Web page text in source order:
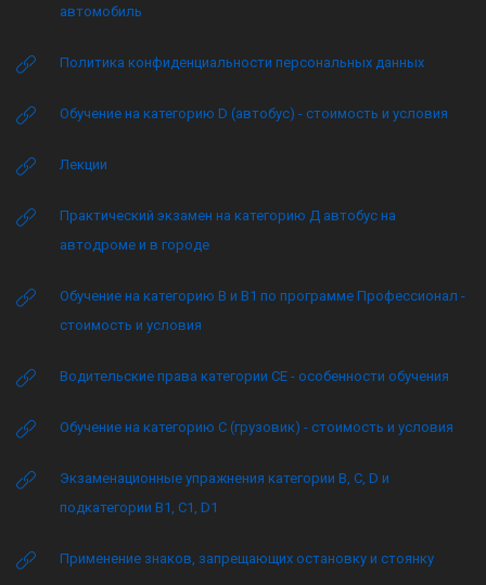
автомобиль
Политика конфиденциальности персональных данных
Обучение на категорию D (автобус) - стоимость и условия
Лекции
Практический экзамен на категорию Д автобус на
автодроме и в городе
Обучение на категорию B и B1 по программе Профессионал -
стоимость и условия
Водительские права категории CE - особенности обучения
Обучение на категорию C (грузовик) - стоимость и условия
Экзаменационные упражнения категории B, C, D и
подкатегории B1, C1, D1
Применение знаков, запрещающих остановку и стоянку